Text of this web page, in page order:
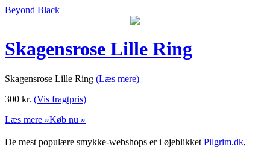
Beyond Black
Skagensrose Lille Ring
Skagensrose Lille Ring (Læs mere)
300 kr. (Vis fragtpris)
Læs mere »Køb nu »
De mest populære smykke-webshops er i øjeblikket Pilgrim.dk,